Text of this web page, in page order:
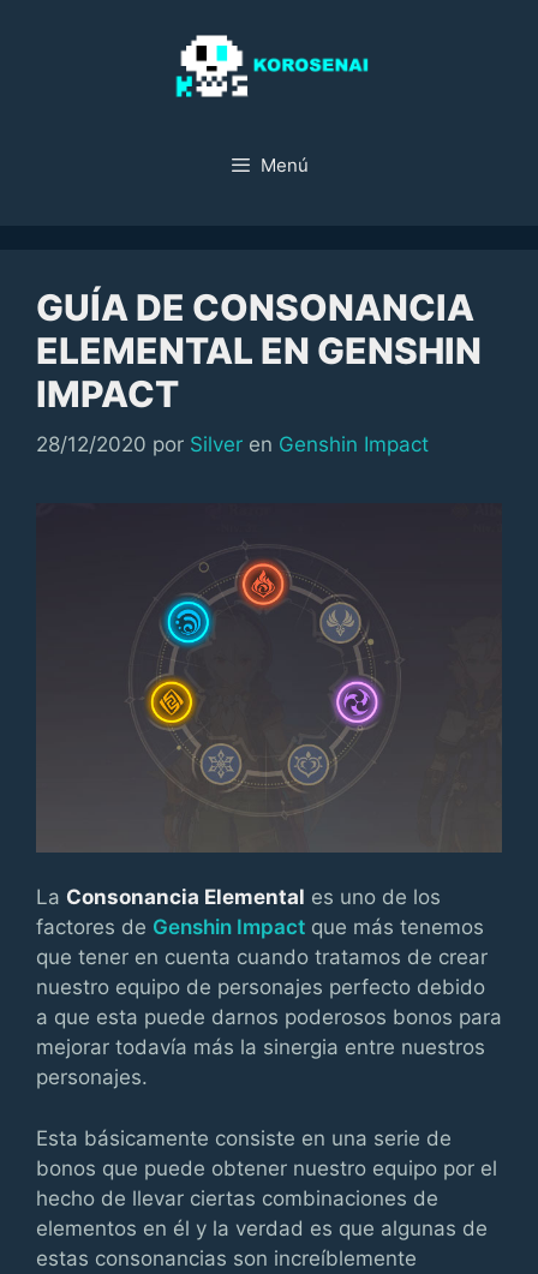
Menú
GUÍA DE CONSONANCIA
ELEMENTAL EN GENSHIN
IMPACT
28/12/2020 por Silver en Categorías
Genshin Impact
La Consonancia Elemental es uno de los
factores de Genshin Impact que más tenemos
que tener en cuenta cuando tratamos de crear
nuestro equipo de personajes perfecto debido
a que esta puede darnos poderosos bonos para
mejorar todavía más la sinergia entre nuestros
personajes.
Esta básicamente consiste en una serie de
bonos que puede obtener nuestro equipo por el
hecho de llevar ciertas combinaciones de
elementos en él y la verdad es que algunas de
estas consonancias son increíblemente